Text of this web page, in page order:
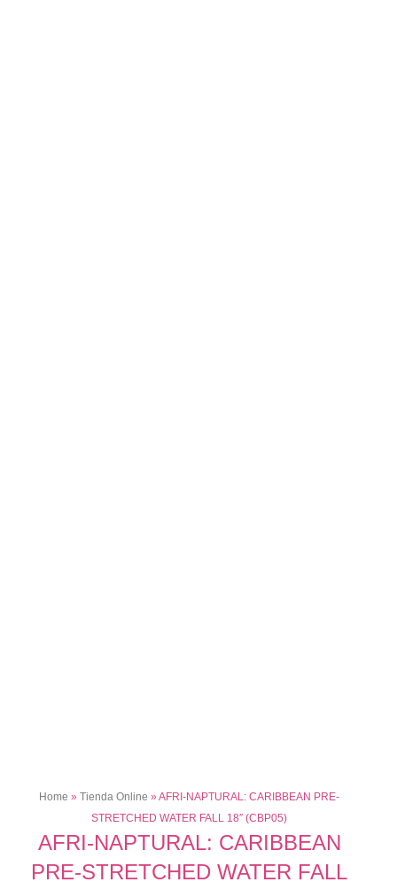
Home »Tienda Online »AFRI-NAPTURAL: CARIBBEAN PRE-
STRETCHED WATER FALL 18″ (CBP05)
AFRI-NAPTURAL: CARIBBEAN
PRE-STRETCHED WATER FALL